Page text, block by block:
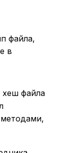
файла,
в
хеш файла
методами,